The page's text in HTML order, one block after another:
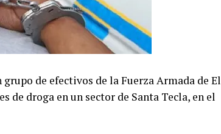
de efectivos de la Fuerza Armada de El
de droga en un sector de Santa Tecla, en el